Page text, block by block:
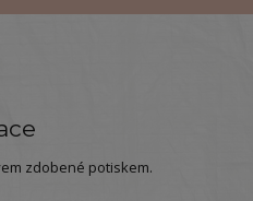
zdobené potiskem.